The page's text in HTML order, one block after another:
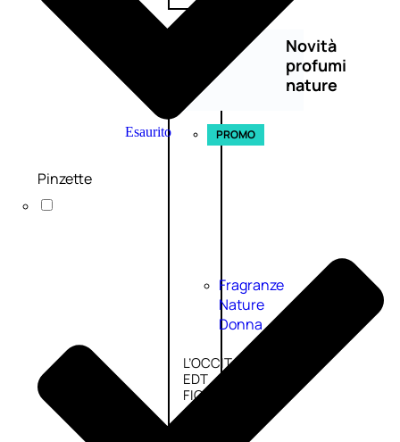
Novità
profumi
nature
Esaurito PROMO
Fragranze
Nature
Donna
L’OCCITANE
EDT
FIORI
Pinzette